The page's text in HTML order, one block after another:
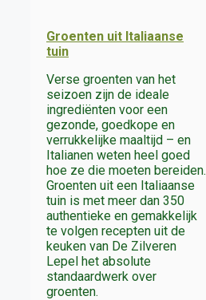
Groenten uit Italiaanse
tuin
Verse groenten van het
seizoen zijn de ideale
ingrediënten voor een
gezonde, goedkope en
verrukkelijke maaltijd – en
Italianen weten heel goed
hoe ze die moeten bereiden.
Groenten uit een Italiaanse
tuin is met meer dan 350
authentieke en gemakkelijk
te volgen recepten uit de
keuken van De Zilveren
Lepel het absolute
standaardwerk over
groenten.